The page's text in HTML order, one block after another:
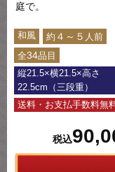
庭で。
和風 約 ４～５ 人前
全34品目
縦21.5×横21.5×高さ
22.5cm（三段重）
送料・お支払手数料無
税込